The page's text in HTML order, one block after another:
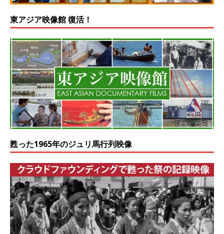
東アジア映像館 復活！
甦った1965年のジュリ馬行列映像